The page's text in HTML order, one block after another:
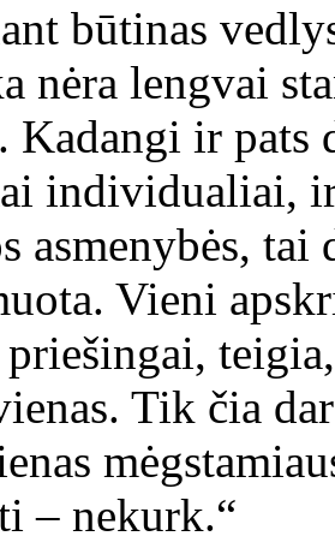
būtinas
nėra lengvai
Kadangi ir pats
individualiai,
asmenybės,
Vieni
Tik čia
– nekurk.“